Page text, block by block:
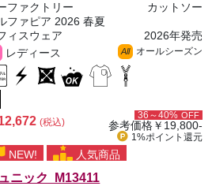
ファクトリー
カットソー
ファピア 2026 春夏
ィスウェア
2026年発売
レディース
All オールシーズン
(税込)
36～40% OFF
参考価格￥19,800-
1%ポイント 還元
NEW! 人気商品
ニック M13411